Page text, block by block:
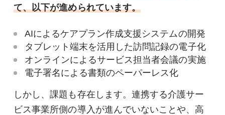
て、以下が進められています。
AIによるケアプラン作成支援システムの開発
タブレット端末を活用した訪問記録の電子化
オンラインによるサービス担当者会議の実施
電子署名による書類のペーパーレス化
しかし、課題も存在します。連携する介護サー
ビス事業所側の導入が進んでいないことや、高